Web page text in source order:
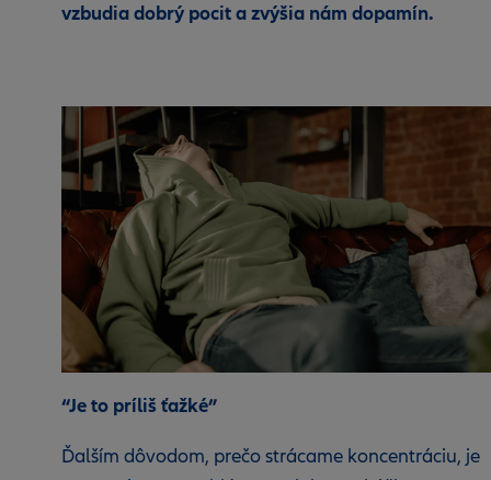
vzbudia dobrý pocit a zvýšia nám dopamín.
“Je to príliš ťažké”
Ďalším dôvodom, prečo strácame koncentráciu, je